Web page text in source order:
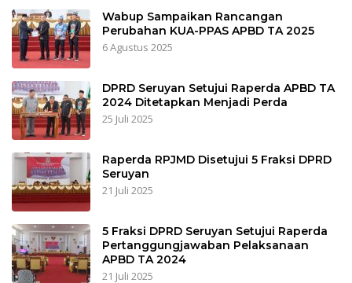
Wabup Sampaikan Rancangan
Perubahan KUA-PPAS APBD TA 2025
6 Agustus 2025
DPRD Seruyan Setujui Raperda APBD TA
2024 Ditetapkan Menjadi Perda
25 Juli 2025
Raperda RPJMD Disetujui 5 Fraksi DPRD
Seruyan
21 Juli 2025
5 Fraksi DPRD Seruyan Setujui Raperda
Pertanggungjawaban Pelaksanaan
APBD TA 2024
21 Juli 2025